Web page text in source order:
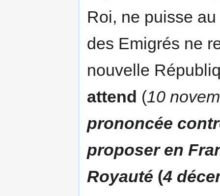
Roi, ne puisse
des Emigrés ne
nouvelle
attend (10
prononcée
proposer en
Royauté (4